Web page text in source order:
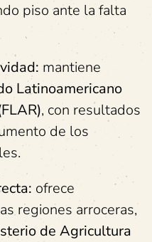
piso ante la falta
mantiene
Latinoamericano
, con resultados
de los
ofrece
regiones arroceras,
de Agricultura